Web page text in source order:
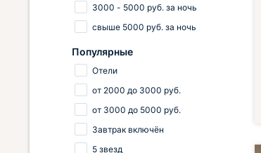
3000 - 5000 руб. за ночь
свыше 5000 руб. за ночь
Популярные
Отели
от 2000 до 3000 руб.
от 3000 до 5000 руб.
Завтрак включён
5 звезд